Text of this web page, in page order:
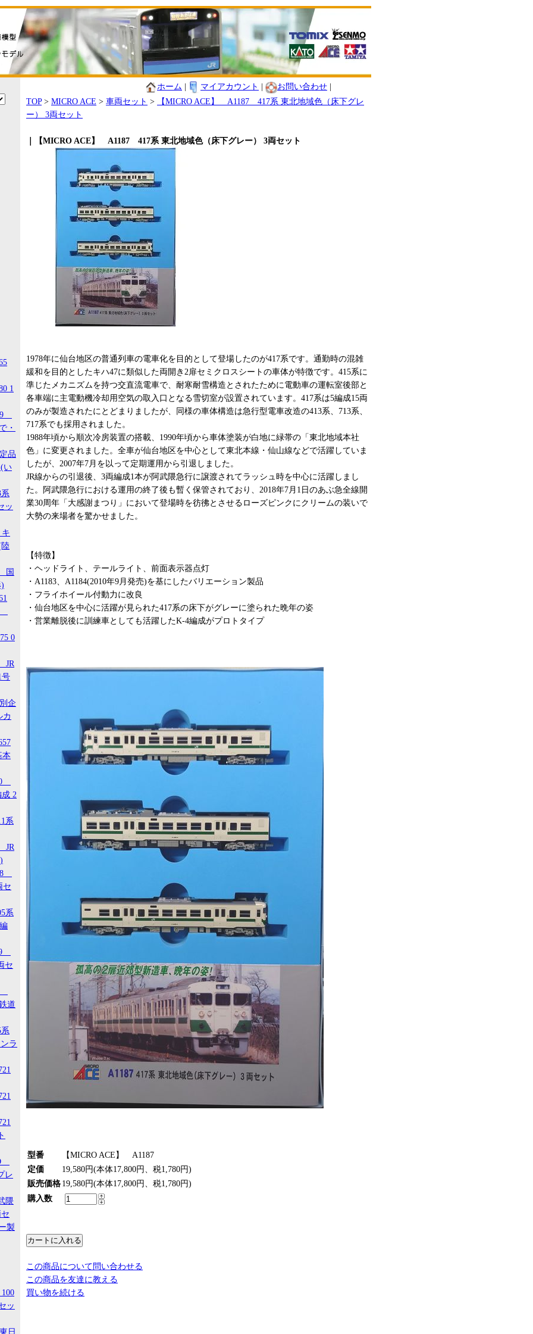
ホーム マイアカウント お問い合わせ
1
・
品
い
ッ
国
0
JR
号
企
カ
本
成 2
系
JR
セ
系
セ
道
ラ
レ
隈
製
ッ
日
TOP> MICRO ACE > 車両セット >
【MICRO ACE】 A1187 417系 東北地域色（床下グレ
ー） 3両セット
｜【MICRO ACE】 A1187 417系 東北地域色（床下グレー） 3両セット
1978年に仙台地区の普通列車の電車化を目的として登場したのが417系です。通勤時の混雑
緩和を目的としたキハ47に類似した両開き2扉セミクロスシートの車体が特徴です。415系に
準じたメカニズムを持つ交直流電車で、耐寒耐雪構造とされたために電動車の運転室後部と
各車端に主電動機冷却用空気の取入口となる雪切室が設置されています。417系は5編成15両
のみが製造されたにとどまりましたが、同様の車体構造は急行型電車改造の413系、713系、
717系でも採用されました。
1988年頃から順次冷房装置の搭載、1990年頃から車体塗装が白地に緑帯の「東北地域本社
色」に変更されました。全車が仙台地区を中心として東北本線・仙山線などで活躍していま
したが、2007年7月を以って定期運用から引退しました。
JR線からの引退後、3両編成1本が阿武隈急行に譲渡されてラッシュ時を中心に活躍しまし
た。阿武隈急行における運用の終了後も暫く保管されており、2018年7月1日のあぶ急全線開
業30周年「大感謝まつり」において登場時を彷彿とさせるローズピンクにクリームの装いで
大勢の来場者を驚かせました。
【特徴】
・ヘッドライト、テールライト、前面表示器点灯
・A1183、A1184(2010年9月発売)を基にしたバリエーション製品
・フライホイール付動力に改良
・仙台地区を中心に活躍が見られた417系の床下がグレーに塗られた晩年の姿
・営業離脱後に訓練車としても活躍したK-4編成がプロトタイプ
型番
【MICRO ACE】 A1187
定価
19,580円(本体17,800円、税1,780円)
販売価格 19,580円(本体17,800円、税1,780円)
購入数
この商品について問い合わせる
この商品を友達に教える
買い物を続ける